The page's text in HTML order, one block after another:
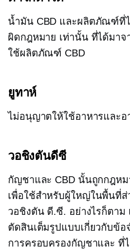
น้ำมัน CBD และผลิตภัณฑ์ที่
ผิดกฎหมาย เท่านั้น ที่ได้มาจ
ใช้ผลิตภัณฑ์ CBD
ยูทาห์
ไม่อนุญาตให้ใช้อาหารและอ
วอชิงตันดีซี
กัญชาและ CBD นั้นถูกกฎหม
เพื่อใช้สำหรับผู้ใหญ่ในพื้นที่ส่
วอชิงตัน ดี.ซี. อย่างไรก็ตาม
ตัดสินเต็มรูปแบบเกี่ยวกับข้อ
การครอบครองกัญชาและที่